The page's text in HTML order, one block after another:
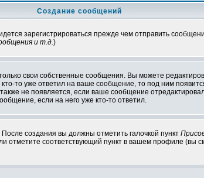
Создание сообщений
зарегистрироваться прежде чем отправить
и т.д.)
свои собственные сообщения. Вы можете
то уже ответил на ваше сообщение, то под ним
не появляется, если ваше сообщение
если на него уже кто-то ответил.
создания вы должны отметить галочкой пункт
соответствующий пункт в вашем профиле (вы